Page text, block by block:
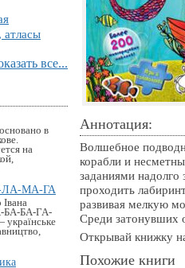
атласы
все...
в
на
ЛА-МА-ГА
БА-БА-ГА-
Аннотация:
Волшебное
корабли и
заданиями надолго
проходить
развивая мелкую
Среди затонувших
Открывай книжку
Похожие книги